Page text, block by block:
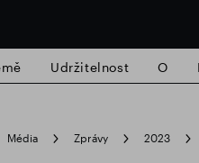
Udržitelnost O
Média Zprávy 2023